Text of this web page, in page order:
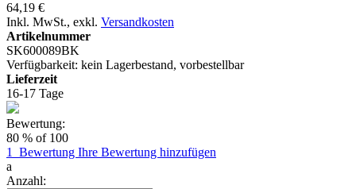
64,19 €
Inkl. MwSt., exkl. Versandkosten
Artikelnummer
SK600089BK
Verfügbarkeit: kein Lagerbestand, vorbestellbar
Lieferzeit
16-17 Tage
Bewertung:
80 % of 100
1
Bewertung Ihre Bewertung hinzufügen
a
Anzahl: